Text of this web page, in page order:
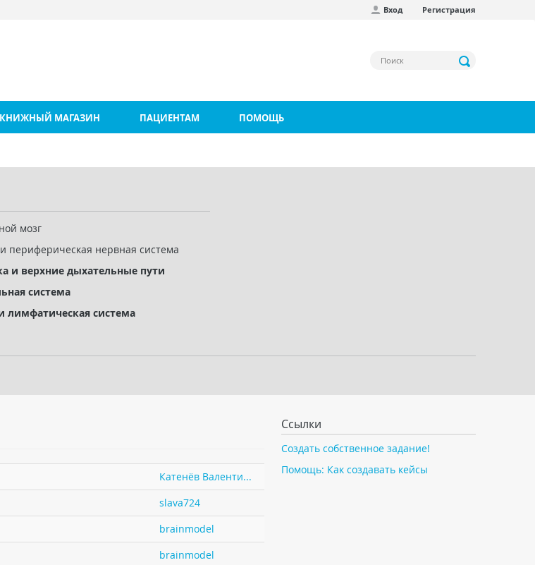
Вход Регистрация
КНИЖНЫЙ МАГАЗИН ПАЦИЕНТАМ ПОМОЩЬ
мозг
периферическая нервная система
и верхние дыхательные пути
система
лимфатическая система
Катенёв Валенти...
slava724
brainmodel
brainmodel
Ссылки
Создать собственное задание!
Помощь: Как создавать кейсы